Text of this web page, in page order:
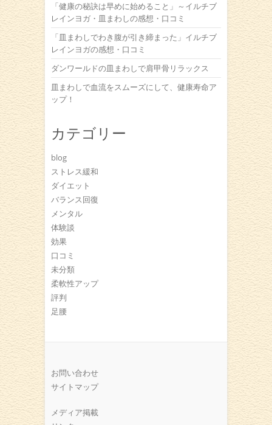
「健康の秘訣は早めに始めること」～イルチブ
レインヨガ・皿まわしの感想・口コミ
「皿まわしでわき腹が引き締まった」イルチブ
レインヨガの感想・口コミ
ダンワールドの皿まわしで肩甲骨リラックス
皿まわしで血流をスムーズにして、健康寿命ア
ップ！
カテゴリー
blog
ストレス緩和
ダイエット
バランス回復
メンタル
体験談
効果
口コミ
未分類
柔軟性アップ
評判
足腰
お問い合わせ
サイトマップ
メディア掲載